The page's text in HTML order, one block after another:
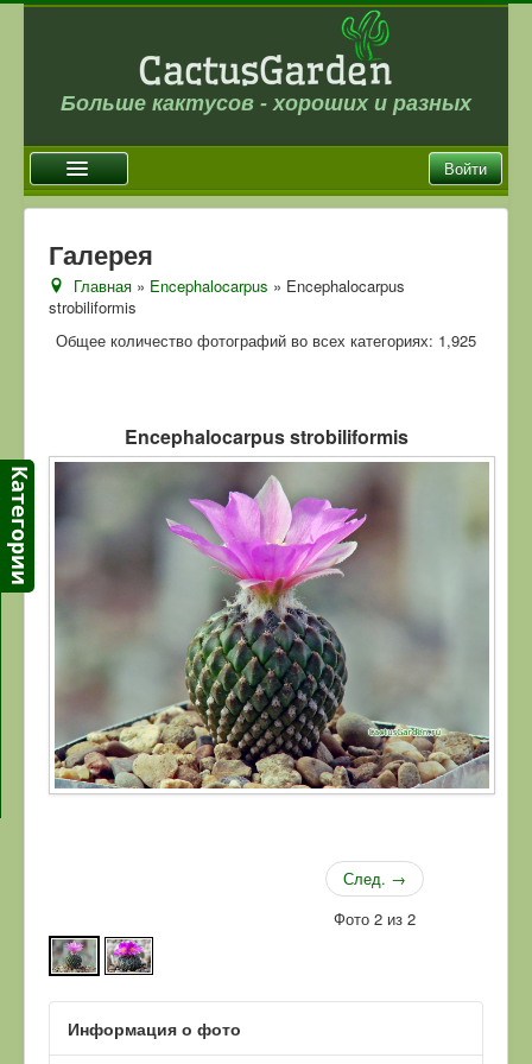
Больше кактусов - хороших и разных
Войти
Новости
Галерея
Магазин
Галерея
Главная » Encephalocarpus » Encephalocarpus
strobiliformis
Общее количество фотографий во всех категориях: 1,925
Encephalocarpus strobiliformis
След. →
Фото 2 из 2
Информация о фото